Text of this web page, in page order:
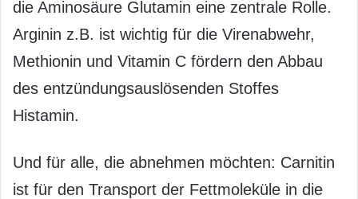
die Aminosäure Glutamin eine zentrale Rolle.
Arginin z.B. ist wichtig für die Virenabwehr,
Methionin und Vitamin C fördern den Abbau
des entzündungsauslösenden Stoffes
Histamin.
Und für alle, die abnehmen möchten: Carnitin
ist für den Transport der Fettmoleküle in die